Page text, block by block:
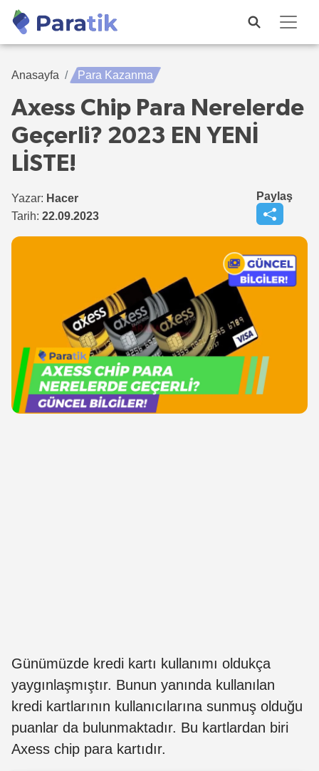
Anasayfa Para Kazanma
Axess Chip Para Nerelerde
Geçerli? 2023 EN YENİ
LİSTE!
Yazar: Hacer
Tarih: 22.09.2023
Paylaş
Günümüzde kredi kartı kullanımı oldukça
yaygınlaşmıştır. Bunun yanında kullanılan
kredi kartlarının kullanıcılarına sunmuş olduğu
puanlar da bulunmaktadır. Bu kartlardan biri
Axess chip para kartıdır.